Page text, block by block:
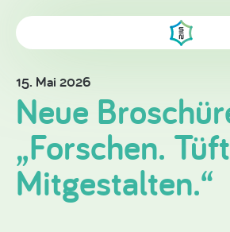
15. Mai 2026
Neue
„Forschen.
Mitgestalten.“